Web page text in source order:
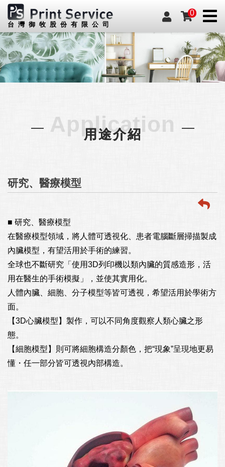
台灣御牧股份有限公司
0
Application
用途介紹
研究、醫療模型
■ 研究、醫療模型
在醫療模型領域，將人體可透視化、患者電腦斷層掃描製成
內臟模型，有望活用於手術的練習。
全球也不斷研究「使用3D列印機以類內臟的質感造形，活
用在醫生的手術模擬」，並使其實用化。
人體內臟、細胞、分子模型等皆可透視，希望活用於學術方
面。
【3D心臟模型】製作，可以不同角度觀察人類心臟之形
態。
【細胞模型】則可將細胞構造分顏色，把“現象”呈現地更易
懂・任一部分皆可透視內部構造。